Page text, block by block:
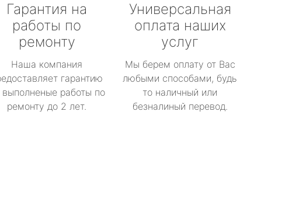
Гарантия на
работы по
ремонту
Наша компания
гарантию
выполненые работы по
ремонту до 2 лет.
Универсальная
оплата наших
услуг
Мы берем оплату от Вас
любыми способами, будь
то наличный или
безналиный перевод.